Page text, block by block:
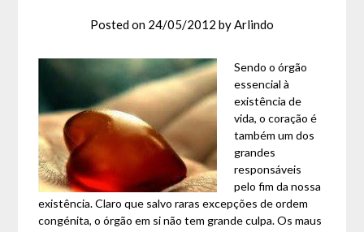
Posted on 24/05/2012 byArlindo
Sendo o órgão
essencial à
existência de
vida, o coração é
também um dos
grandes
responsáveis
pelo fim da nossa
existência. Claro que salvo raras excepções de ordem
congénita, o órgão em si não tem grande culpa. Os maus